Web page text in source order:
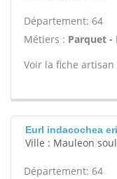
Département: 64
Métiers : Parquet -
Voir la fiche artisan
Eurl indacochea
Ville : Mauleon
Département: 64